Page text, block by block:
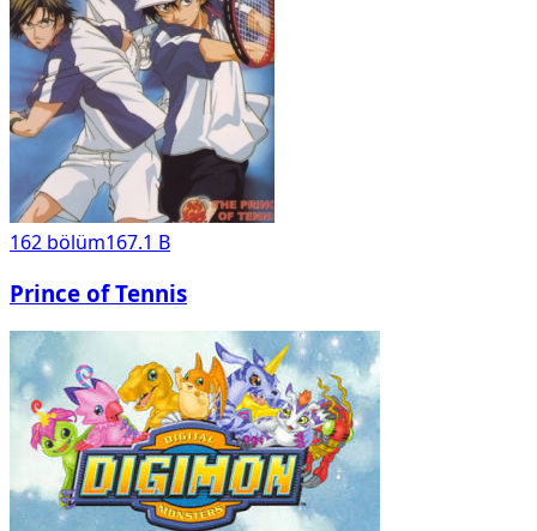
162 bölüm167.1 B
Prince of Tennis